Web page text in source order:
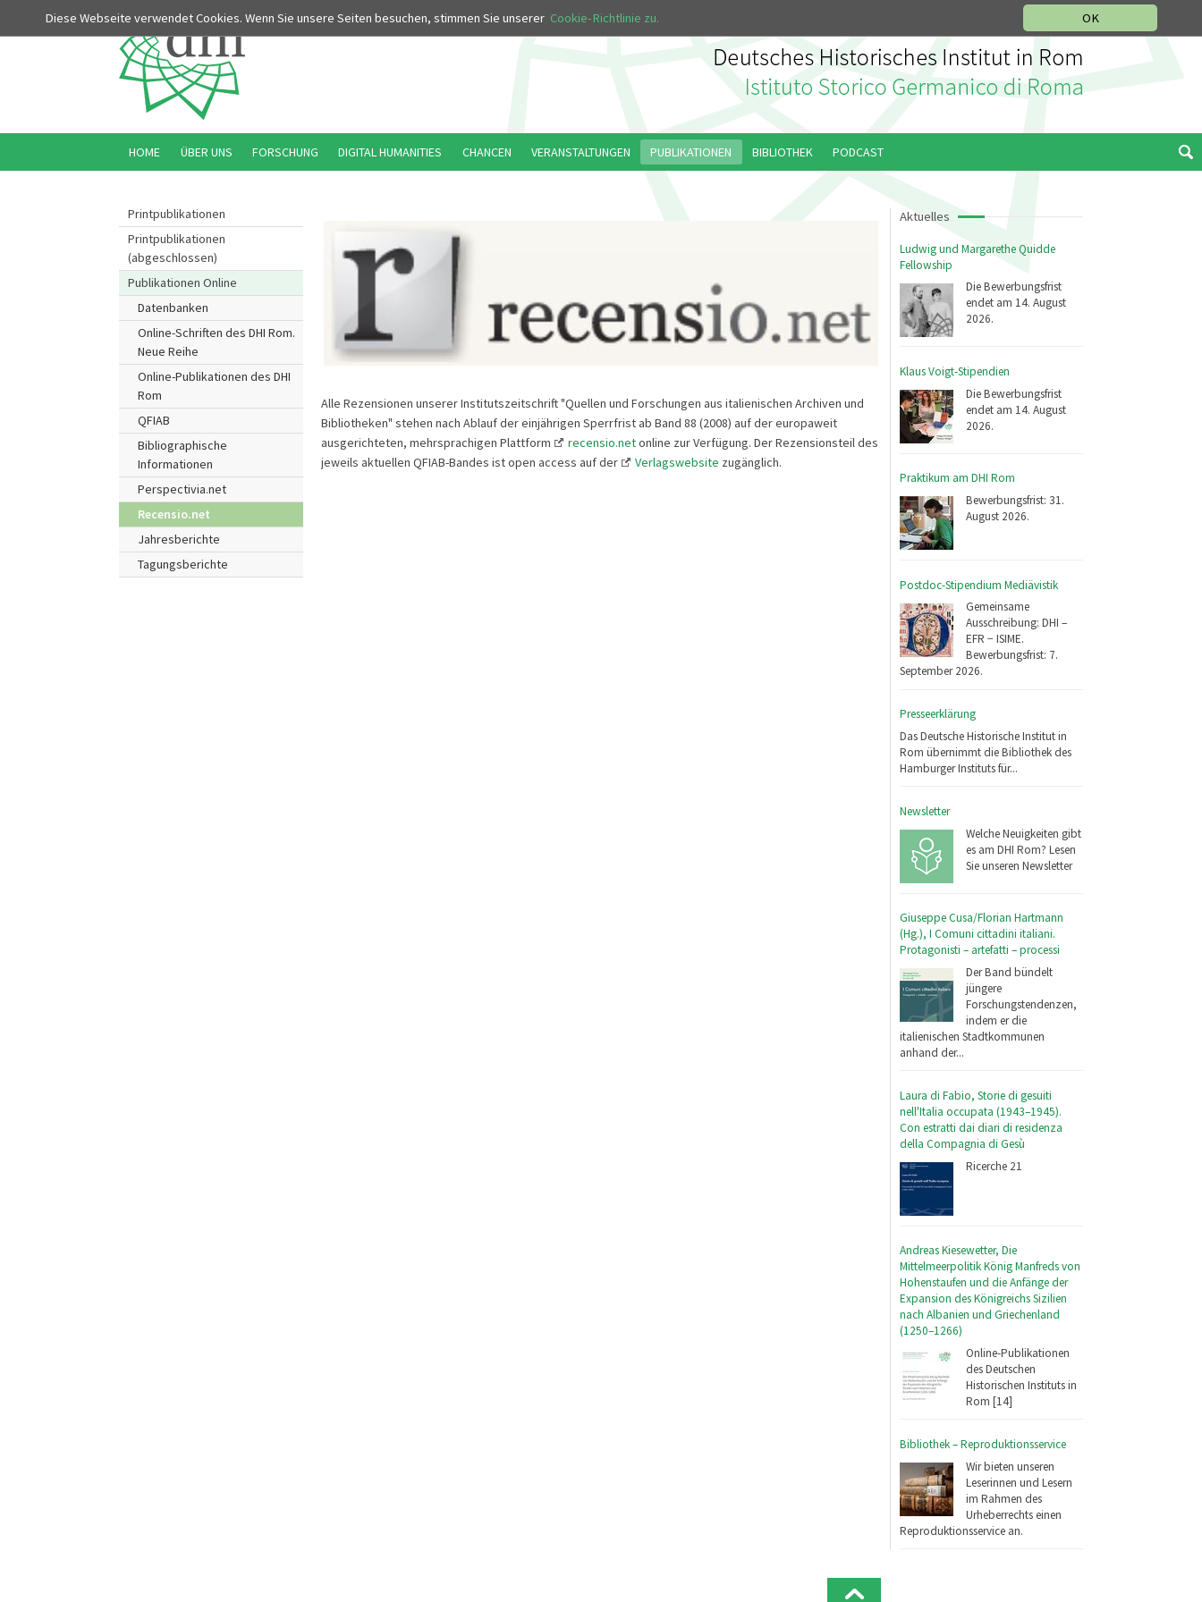
OK
Diese Webseite verwendet Cookies. Wenn Sie unsere Seiten besuchen, stimmen Sie unserer Cookie-Richtlinie zu.
Printpublikationen
Printpublikationen
(abgeschlossen)
Publikationen Online
Datenbanken
Online-Schriften des DHI Rom.
Neue Reihe
Online-Publikationen des DHI
Rom
QFIAB
Bibliographische
Informationen
Perspectivia.net
Recensio.net
Jahresberichte
Tagungsberichte
Aktuelles
Ludwig und Margarethe Quidde
Fellowship
Die Bewerbungsfrist
endet am 14. August
2026.
Klaus Voigt-Stipendien
Die Bewerbungsfrist
endet am 14. August
2026.
Praktikum am DHI Rom
Bewerbungsfrist: 31.
August 2026.
Postdoc-Stipendium Mediävistik
Gemeinsame
Ausschreibung: DHI –
EFR − ISIME.
Bewerbungsfrist: 7.
September 2026.
Presseerklärung
Das Deutsche Historische Institut in
Rom übernimmt die Bibliothek des
Hamburger Instituts für...
Newsletter
Welche Neuigkeiten gibt
es am DHI Rom? Lesen
Sie unseren Newsletter
Giuseppe Cusa/Florian Hartmann
(Hg.), I Comuni cittadini italiani.
Protagonisti – artefatti – processi
Der Band bündelt
jüngere
Forschungstendenzen,
indem er die
italienischen Stadtkommunen
anhand der...
Laura di Fabio, Storie di gesuiti
nell'Italia occupata (1943–1945).
Con estratti dai diari di residenza
della Compagnia di Gesù
Ricerche 21
Andreas Kiesewetter, Die
Mittelmeerpolitik König Manfreds von
Hohenstaufen und die Anfänge der
Expansion des Königreichs Sizilien
nach Albanien und Griechenland
(1250–1266)
Online-Publikationen
des Deutschen
Historischen Instituts in
Rom [14]
Bibliothek – Reproduktionsservice
Wir bieten unseren
Leserinnen und Lesern
im Rahmen des
Urheberrechts einen
Reproduktionsservice an.
Alle Rezensionen unserer Institutszeitschrift "Quellen und Forschungen aus italienischen Archiven und
Bibliotheken" stehen nach Ablauf der einjährigen Sperrfrist ab Band 88 (2008) auf der europaweit
ausgerichteten, mehrsprachigen Plattform
recensio.netonline zur Verfügung. Der Rezensionsteil des
jeweils aktuellen QFIAB-Bandes ist open access auf der
Verlagswebsite zugänglich.
HOME ÜBER UNS FORSCHUNG DIGITAL HUMANITIES CHANCEN VERANSTALTUNGEN PUBLIKATIONEN BIBLIOTHEK PODCAST